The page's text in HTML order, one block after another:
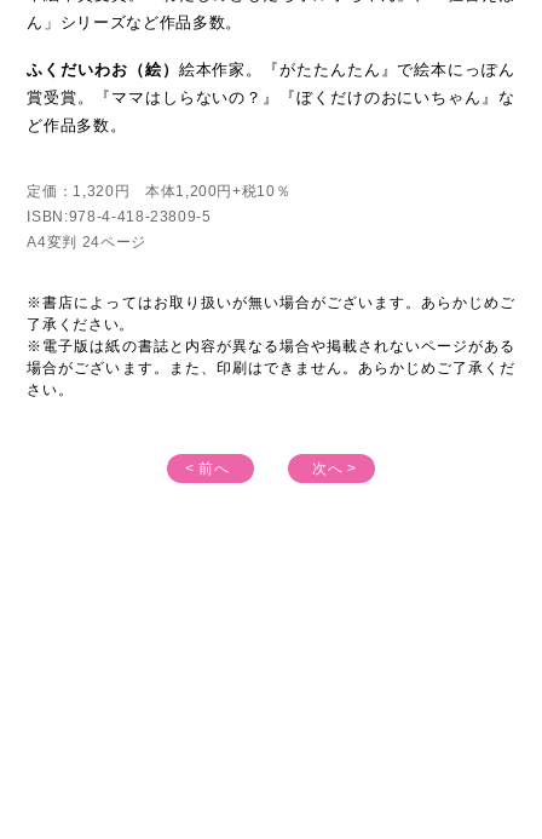
ん」シリーズなど作品多数。
ふくだいわお（絵） 絵本作家。『がたたんたん』で絵本にっぽん
賞受賞。『ママはしらないの？』『ぼくだけのおにいちゃん』な
ど作品多数。
定価：1,320円 本体1,200円+税10％
ISBN:978-4-418-23809-5
A4変判 24ページ
※書店によってはお取り扱いが無い場合がございます。あらかじめご
了承ください。
※電子版は紙の書誌と内容が異なる場合や掲載されないページがある
場合がございます。また、印刷はできません。あらかじめご了承くだ
さい。
< 前へ 次へ >